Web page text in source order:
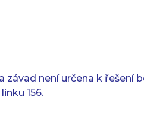
závad není určena k řešení
156.